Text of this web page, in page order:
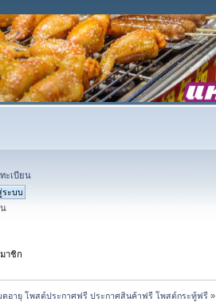
ะเบียน
าชิก
อายุ โพสต์ประกาศฟรี ประกาศสินค้าฟรี โพสต์กระทู้ฟรี»